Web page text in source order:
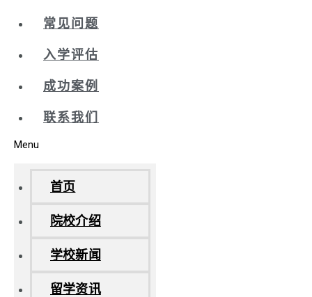
常见问题
入学评估
成功案例
联系我们
Menu
首页
院校介绍
学校新闻
留学资讯